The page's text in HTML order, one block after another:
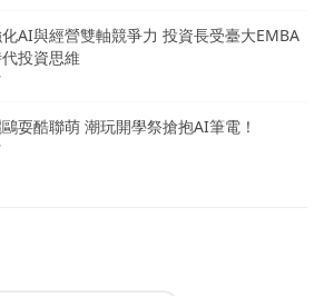
AI與經營雙軸競爭力 投資長受臺大EMBA
投資思維
耍酷聯萌 潮玩開學祭搶抱AI筆電！